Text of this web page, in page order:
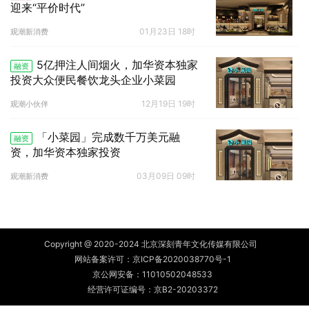
迎来“平价时代”
观潮新消费 01月23日 18时
融资
5亿押注人间烟火，加华资本独家
投资大众便民餐饮龙头企业小菜园
观潮小伙伴 12月19日 19时
融资
「小菜园」完成数千万美元融
资，加华资本独家投资
观潮新消费 03月09日 09时
Copyright @ 2020-2024 北京深刻青年文化传媒有限公司
网站备案许可： 京ICP备2020038770号-1
京公网安备： 11010502048533
经营许可证编号：京B2-20203372